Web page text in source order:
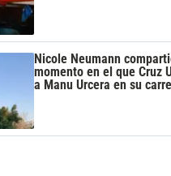
Nicole Neumann
momento en el que Cruz
a Manu Urcera en su